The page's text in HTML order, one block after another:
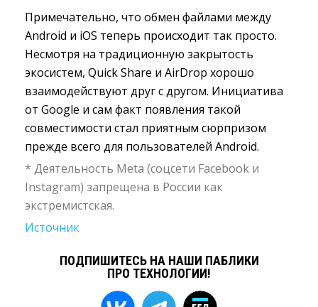
Примечательно, что обмен файлами между
Android и iOS теперь происходит так просто.
Несмотря на традиционную закрытость
экосистем, Quick Share и AirDrop хорошо
взаимодействуют друг с другом. Инициатива
от Google и сам факт появления такой
совместимости стал приятным сюрпризом
прежде всего для пользователей Android.
* Деятельность Meta (соцсети Facebook и
Instagram) запрещена в России как
экстремистская.
Источник
ПОДПИШИТЕСЬ НА НАШИ ПАБЛИКИ
ПРО ТЕХНОЛОГИИ!